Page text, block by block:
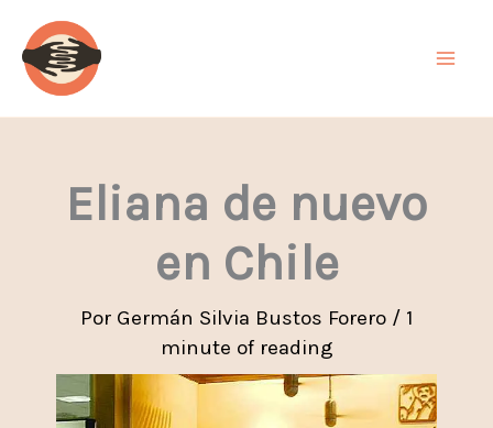
contenido
Eliana de nuevo
en Chile
Por Germán Silvia Bustos Forero / 1
minute of reading